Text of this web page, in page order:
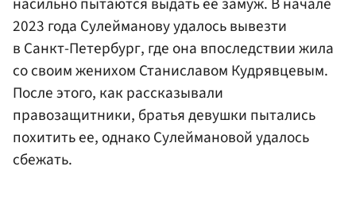
2023 года Сулейманову удалось вывезти
в Санкт-Петербург, где она впоследствии жила
со своим женихом Станиславом Кудрявцевым.
После этого, как рассказывали
правозащитники, братья девушки пытались
похитить ее, однако Сулеймановой удалось
сбежать.